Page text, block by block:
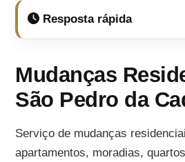
Resposta rápida
Mudanças
São Pedro da
Serviço de mudanças
apartamentos, moradias,